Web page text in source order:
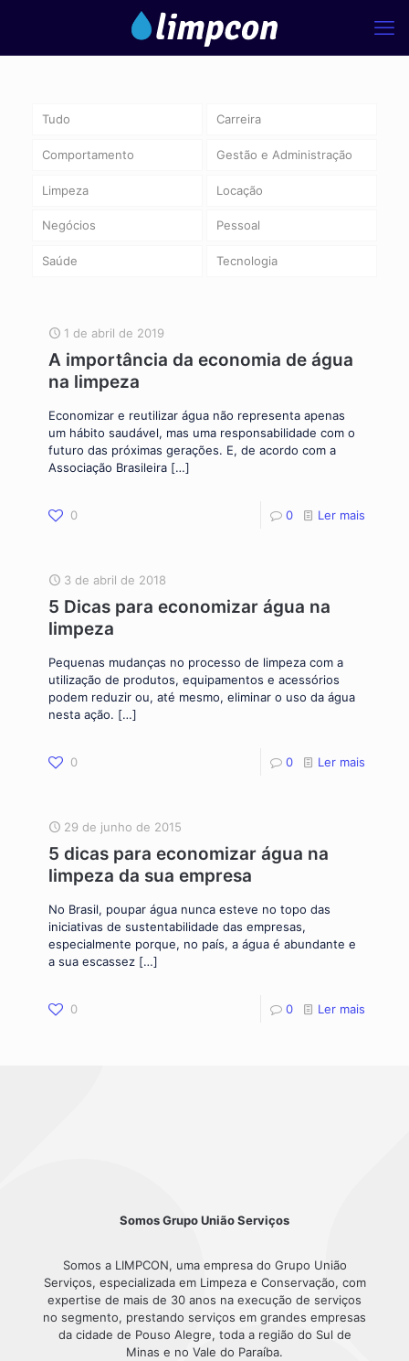
Tudo Carreira
Comportamento Gestão e Administração
Limpeza Locação
Negócios Pessoal
Saúde Tecnologia
1 de abril de 2019
A importância da economia de água
na limpeza
Economizar e reutilizar água não representa apenas
um hábito saudável, mas uma responsabilidade com o
futuro das próximas gerações. E, de acordo com a
Associação Brasileira […]
0 0 Ler mais
3 de abril de 2018
5 Dicas para economizar água na
limpeza
Pequenas mudanças no processo de limpeza com a
utilização de produtos, equipamentos e acessórios
podem reduzir ou, até mesmo, eliminar o uso da água
nesta ação. […]
0 0 Ler mais
29 de junho de 2015
5 dicas para economizar água na
limpeza da sua empresa
No Brasil, poupar água nunca esteve no topo das
iniciativas de sustentabilidade das empresas,
especialmente porque, no país, a água é abundante e
a sua escassez […]
0 0 Ler mais
Somos Grupo União Serviços
Somos a LIMPCON, uma empresa do Grupo União
Serviços, especializada em Limpeza e Conservação, com
expertise de mais de 30 anos na execução de serviços
no segmento, prestando serviços em grandes empresas
da cidade de Pouso Alegre, toda a região do Sul de
Minas e no Vale do Paraíba.